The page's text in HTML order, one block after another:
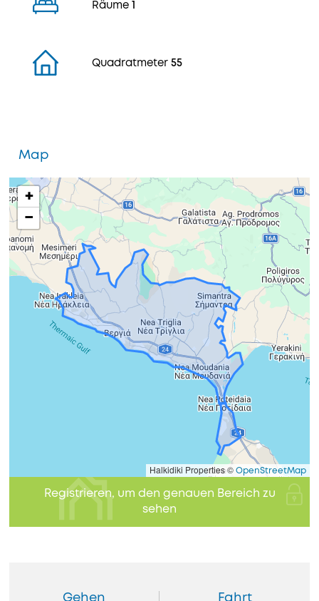
Räume
Quadratmeter 55
Map
+
−
Halkidiki Properties © OpenStreetMap
Registrieren, um den genauen Bereich zu
sehen
Gehen Fahrt